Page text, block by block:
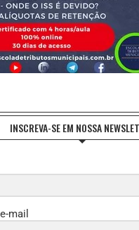
INSCREVA-SE EM NOSSA
mail